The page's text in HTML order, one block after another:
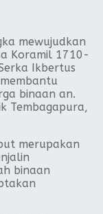
mewujudkan
Koramil 1710-
Ikbertus
binaan an.
Tembagapura,
merupakan
binaan